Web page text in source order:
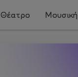
Θέατρο Μουσική